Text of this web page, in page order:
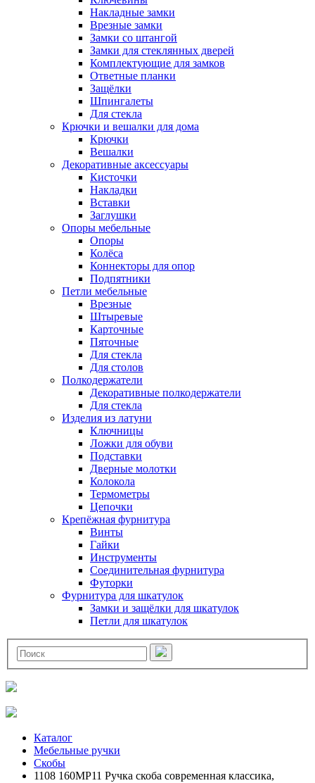
Накладные замки
Врезные замки
Замки со штангой
Замки для стеклянных дверей
Комплектующие для замков
Ответные планки
Защёлки
Шпингалеты
Для стекла
Крючки и вешалки для дома
Крючки
Вешалки
Декоративные аксессуары
Кисточки
Накладки
Вставки
Заглушки
Опоры мебельные
Опоры
Колёса
Коннекторы для опор
Подпятники
Петли мебельные
Врезные
Штыревые
Карточные
Пяточные
Для стекла
Для столов
Полкодержатели
Декоративные полкодержатели
Для стекла
Изделия из латуни
Ключницы
Ложки для обуви
Подставки
Дверные молотки
Колокола
Термометры
Цепочки
Крепёжная фурнитура
Винты
Гайки
Инструменты
Соединительная фурнитура
Футорки
Фурнитура для шкатулок
Замки и защёлки для шкатулок
Петли для шкатулок
Каталог
Мебельные ручки
Скобы
1108 160MP11 Ручка скоба современная классика,